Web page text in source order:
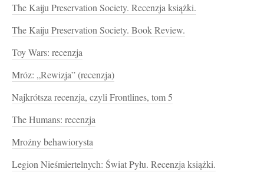
The Kaiju Preservation Society. Recenzja książki.
The Kaiju Preservation Society. Book Review.
Toy Wars: recenzja
Mróz: „Rewizja” (recenzja)
Najkrótsza recenzja, czyli Frontlines, tom 5
The Humans: recenzja
Mroźny behawiorysta
Legion Nieśmiertelnych: Świat Pyłu. Recenzja książki.